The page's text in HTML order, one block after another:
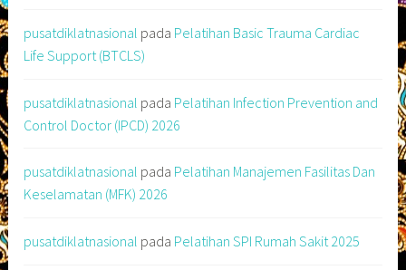
pusatdiklatnasional pada Pelatihan Basic Trauma Cardiac
Life Support (BTCLS)
pusatdiklatnasional pada Pelatihan Infection Prevention and
Control Doctor (IPCD) 2026
pusatdiklatnasional pada Pelatihan Manajemen Fasilitas Dan
Keselamatan (MFK) 2026
pusatdiklatnasional pada Pelatihan SPI Rumah Sakit 2025